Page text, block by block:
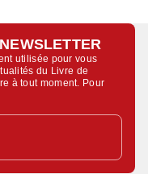
utilisée pour vous
du Livre de
à tout moment. Pour